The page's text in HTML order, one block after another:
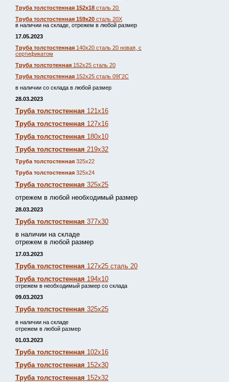
Труба толстостенная 152х18 сталь 20
Труба толстостенная 159х20 сталь 20Х
в наличии на складе, отрежем в любой размер
17.05.2023
Труба толстостенная 140х20 сталь 20 новая, с
сертификатом
Труба толстотенная 152х25 сталь 20
Труба толстостенная 152х25 сталь 09Г2С
в наличии со склада в любой размер
28.03.2023
Труба толстостенная 121х16
Труба толстостенная 127х16
Труба толстостенная 180х10
Труба толстостенная 219х32
Труба толстостенная 325х22
Труба толстостенная 325х24
Труба толстостенная 325х25
отрежем в любой необходимый размер
28.03.2023
Труба толстостенная 377х30
в наличии на складе
отрежем в любой размер
17.03.2023
Труба толстостенная 127х25 сталь 20
Труба толстостенная 194х10
отрежем в необходимый размер со склада
09.03.2023
Труба толстостенная 325х25
в наличии на складе
отрежем в любой размер
01.03.2023
Труба толстостенная 102х16
Труба толстостенная 152х30
Труба толстостенная 152х32